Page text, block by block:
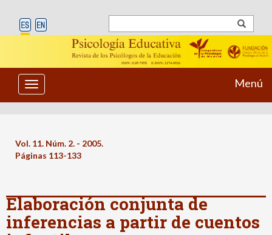
Toggle
navigation
Menú
Vol. 11. Núm. 2. - 2005.
Páginas 113-133
Elaboración conjunta de
inferencias a partir de cuentos